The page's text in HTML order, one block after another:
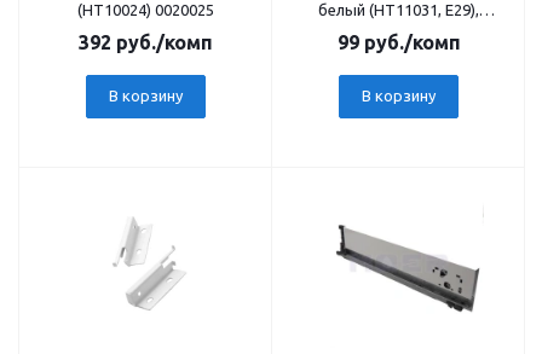
(HT10024) 0020025
392 руб./комп
В корзину
белый (НТ11031, Е29),
0015524
99руб./комп
В корзину